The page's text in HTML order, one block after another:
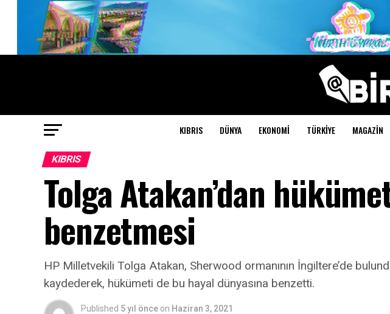
KIBRIS DÜNYA EKONOMI TÜRKIYE MAGAZIN
KIBRIS
Tolga Atakan’dan
benzetmesi
HP Milletvekili Tolga Atakan, Sherwood ormanının İngiltere’de
kaydederek, hükümeti de bu hayal dünyasına benzetti.
Published 5 yıl önce on Haziran 3, 2021